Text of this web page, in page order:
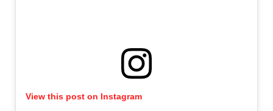
View this post on Instagram